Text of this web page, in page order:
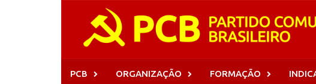
PCB ORGANIZAÇÃO FORMAÇÃO